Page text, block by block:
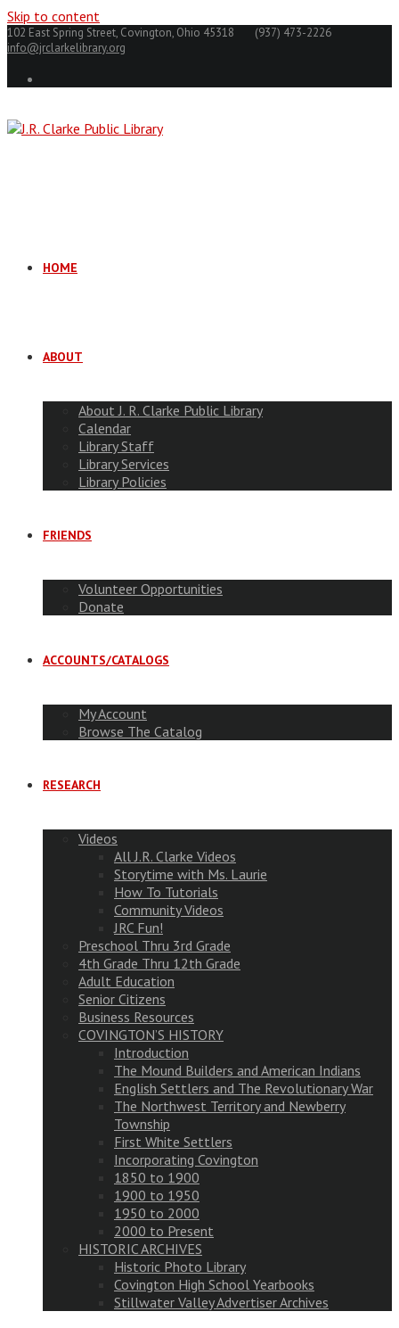
Skip to content
102 East Spring Street, Covington, Ohio 45318
(937) 473-2226
info@jrclarkelibrary.org
HOME
ABOUT
About J. R. Clarke Public Library
Calendar
Library Staff
Library Services
Library Policies
FRIENDS
Volunteer Opportunities
Donate
ACCOUNTS/CATALOGS
My Account
Browse The Catalog
RESEARCH
Videos
All J.R. Clarke Videos
Storytime with Ms. Laurie
How To Tutorials
Community Videos
JRC Fun!
Preschool Thru 3rd Grade
4th Grade Thru 12th Grade
Adult Education
Senior Citizens
Business Resources
COVINGTON’S HISTORY
Introduction
The Mound Builders and American Indians
English Settlers and The Revolutionary War
The Northwest Territory and Newberry
Township
First White Settlers
Incorporating Covington
1850 to 1900
1900 to 1950
1950 to 2000
2000 to Present
HISTORIC ARCHIVES
Historic Photo Library
Covington High School Yearbooks
Stillwater Valley Advertiser Archives